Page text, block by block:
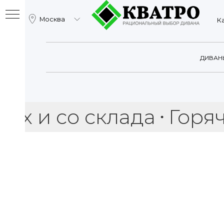
Москва
склада Горячая